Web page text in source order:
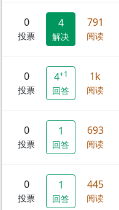
0
投票
4
解决
791
阅读
0
投票
4+1
回答
1k
阅读
0
投票
1
回答
693
阅读
0
投票
1
回答
445
阅读